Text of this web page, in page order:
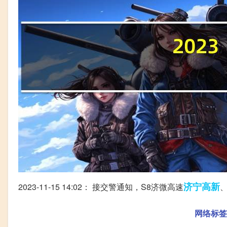
2023-11-15 14:02： 接交警通知，S8济微高速济宁高新
网络标